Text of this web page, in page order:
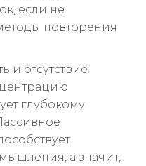
если не
повторения
и отсутствие
глубокому
а значит,